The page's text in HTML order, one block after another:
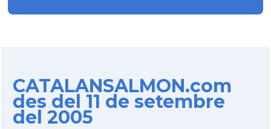
CATALANSALMON.com
des del 11 de setembre
del 2005